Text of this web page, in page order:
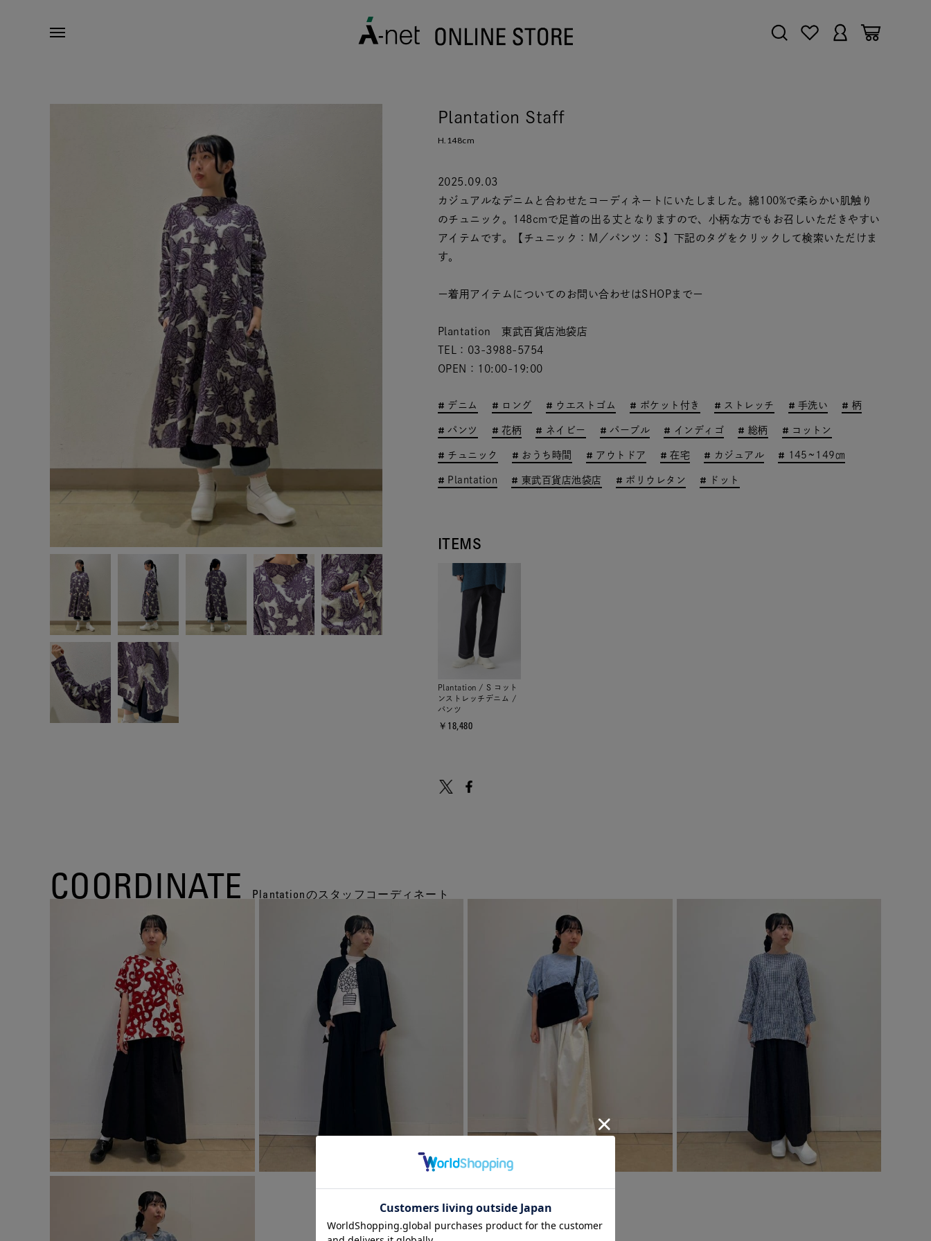
Plantation Staff
H.148cm
2025.09.03
カジュアルなデニムと合わせたコーディネートにいたしました。綿100%で柔らかい肌触り
のチュニック。148cmで足首の出る丈となりますので、小柄な方でもお召しいただきやすい
アイテムです。【チュニック：Ｍ／パンツ：Ｓ】下記のタグをクリックして検索いただけま
す。
ー着用アイテムについてのお問い合わせはSHOPまでー
Plantation 東武百貨店池袋店
TEL：03-3988-5754
OPEN：10:00-19:00
デニム ロング ウエストゴム ポケット付き ストレッチ 手洗い 柄
パンツ 花柄 ネイビー パープル インディゴ 総柄 コットン
チュニック おうち時間 アウトドア 在宅 カジュアル 145~149㎝
Plantation 東武百貨店池袋店 ポリウレタン ドット
ITEMS
Plantation / S コット
ンストレッチデニム /
パンツ
￥18,480
COORDINATE Plantationのスタッフコーディネート